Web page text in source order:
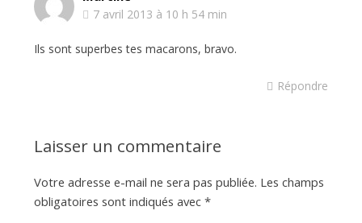
7 avril 2013 à 10 h 54 min
Ils sont superbes tes macarons, bravo.
Répondre
Laisser un commentaire
Votre adresse e-mail ne sera pas publiée. Les champs
obligatoires sont indiqués avec *